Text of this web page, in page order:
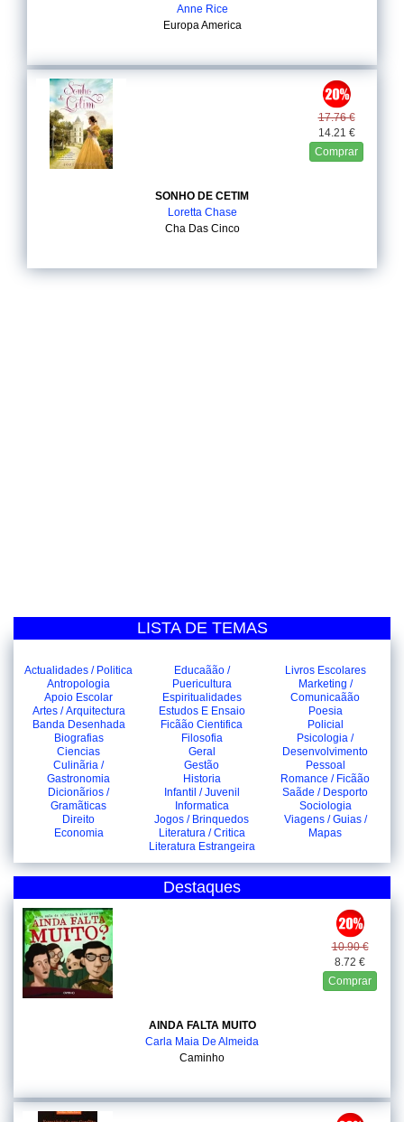
Anne Rice
Europa America
17.76 €
14.21 €
Comprar
SONHO DE CETIM
Loretta Chase
Cha Das Cinco
LISTA DE TEMAS
Actualidades / Politica
Antropologia
Apoio Escolar
Artes / Arquitectura
Banda Desenhada
Biografias
Ciencias
Culinãria /
Gastronomia
Dicionãrios /
Gramãticas
Direito
Economia
Educaãão /
Puericultura
Espiritualidades
Estudos E Ensaio
Ficãão Cientifica
Filosofia
Geral
Gestão
Historia
Infantil / Juvenil
Informatica
Jogos / Brinquedos
Literatura / Critica
Literatura Estrangeira
Livros Escolares
Marketing /
Comunicaãão
Poesia
Policial
Psicologia /
Desenvolvimento
Pessoal
Romance / Ficãão
Saãde / Desporto
Sociologia
Viagens / Guias /
Mapas
Destaques
10.90 €
8.72 €
Comprar
AINDA FALTA MUITO
Carla Maia De Almeida
Caminho